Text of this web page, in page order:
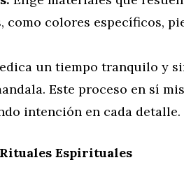
colores específicos,
un tiempo tranquilo y
Este proceso en sí
intención en cada detalle.
Espirituales